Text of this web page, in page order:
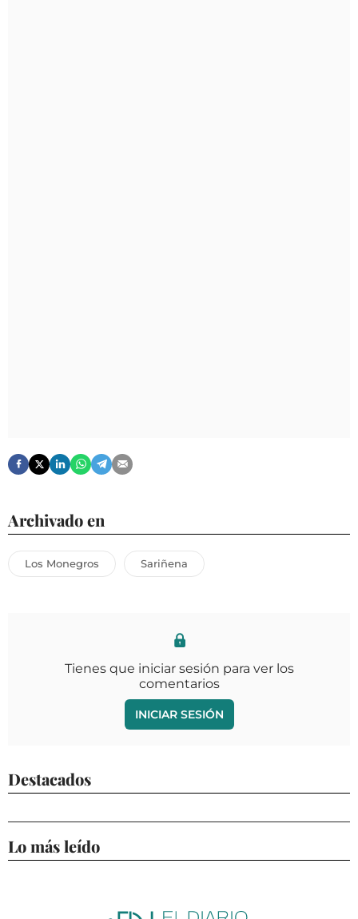
Archivado en
Los Monegros Sariñena
Tienes que iniciar sesión para ver los
comentarios
INICIAR SESIÓN
Destacados
Lo más leído